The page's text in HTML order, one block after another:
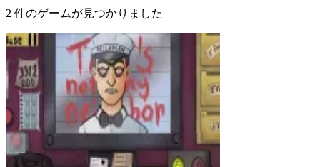
2 件のゲームが見つかりました